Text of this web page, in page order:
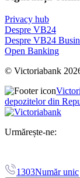
Privacy hub
Despre VB24
Despre VB24
Open Banking
© Victoriabank
depozitelor din
Urmărește-ne:
1303Număr unic